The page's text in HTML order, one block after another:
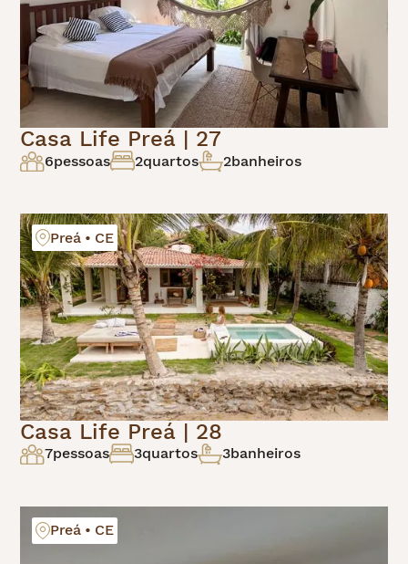
Casa Life Preá | 27
6pessoas 2quartos 2banheiros
Preá • CE
Casa Life Preá | 28
7pessoas 3quartos 3banheiros
Preá • CE